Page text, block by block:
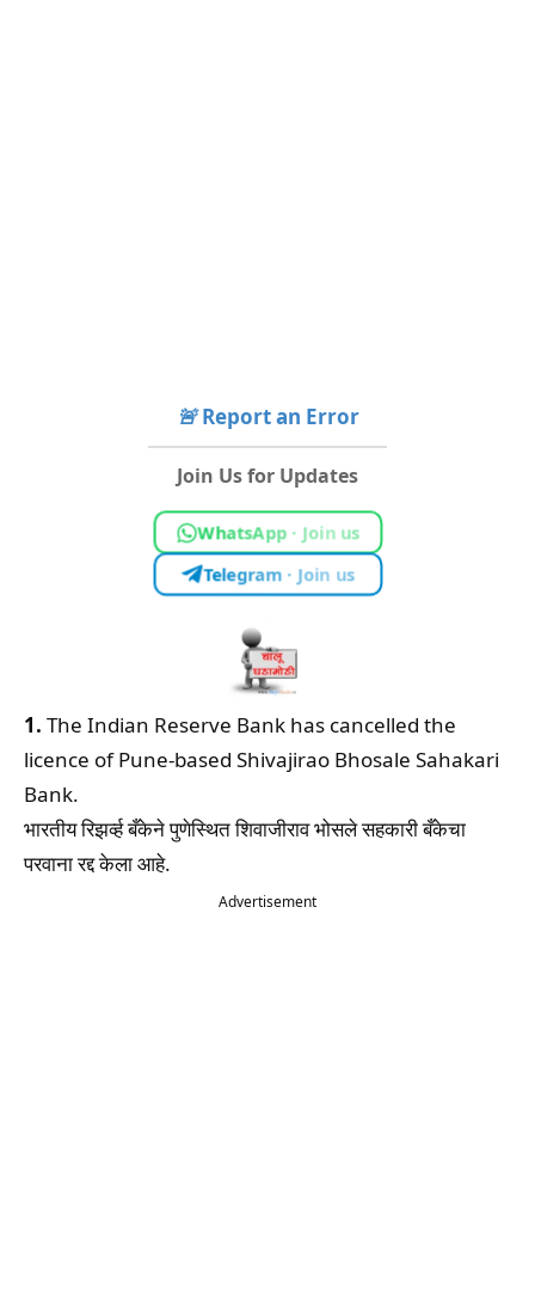
🚨Report an Error
Join Us for Updates
WhatsApp · Join us
Telegram · Join us
1. The Indian Reserve Bank has cancelled the
licence of Pune-based Shivajirao Bhosale Sahakari
Bank.
भारतीय रिझर्व्ह बँकेने पुणेस्थित शिवाजीराव भोसले सहकारी बँकेचा
परवाना रद्द केला आहे.
Advertisement